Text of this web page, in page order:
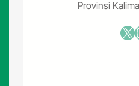
t
a
Provinsi
X